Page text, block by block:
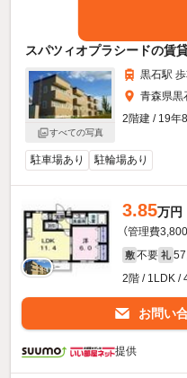
スパツィオプラシードの賃
すべての写真
黒石駅 歩
青森県黒
2階建 / 19年
駐車場あり 駐輪場あり
3.85万円
（管理費3,800
敷 不要 礼
2階 / 1LDK /
お問い
提供